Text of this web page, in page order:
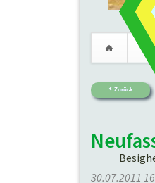
überspringen
Zurück
30.07.2011